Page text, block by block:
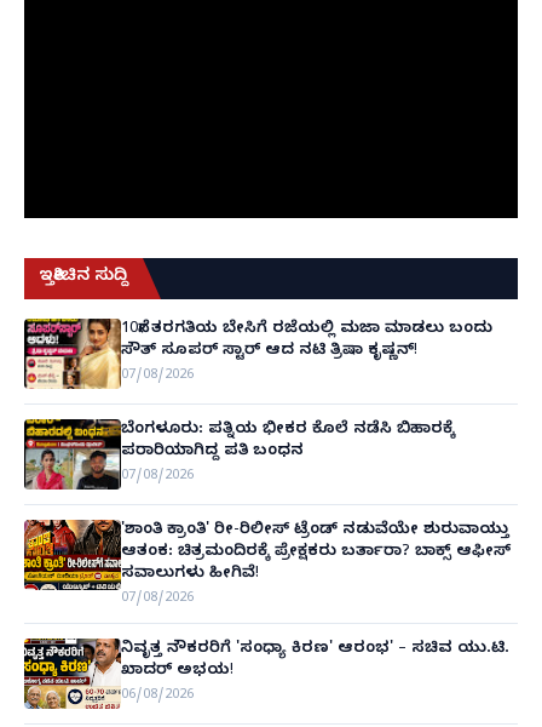
ಇತ್ತೀಚಿನ ಸುದ್ದಿ
10ನೇ ತರಗತಿಯ ಬೇಸಿಗೆ ರಜೆಯಲ್ಲಿ ಮಜಾ ಮಾಡಲು ಬಂದು
ಸೌತ್ ಸೂಪರ್ ಸ್ಟಾರ್ ಆದ ನಟಿ ತ್ರಿಷಾ ಕೃಷ್ಣನ್!
07/08/2026
ಬೆಂಗಳೂರು: ಪತ್ನಿಯ ಭೀಕರ ಕೊಲೆ ನಡೆಸಿ ಬಿಹಾರಕ್ಕೆ
ಪರಾರಿಯಾಗಿದ್ದ ಪತಿ ಬಂಧನ
07/08/2026
'ಶಾಂತಿ ಕ್ರಾಂತಿ' ರೀ-ರಿಲೀಸ್ ಟ್ರೆಂಡ್ ನಡುವೆಯೇ ಶುರುವಾಯ್ತು
ಆತಂಕ: ಚಿತ್ರಮಂದಿರಕ್ಕೆ ಪ್ರೇಕ್ಷಕರು ಬರ್ತಾರಾ? ಬಾಕ್ಸ್ ಆಫೀಸ್
ಸವಾಲುಗಳು ಹೀಗಿವೆ!
07/08/2026
ನಿವೃತ್ತ ನೌಕರರಿಗೆ 'ಸಂಧ್ಯಾ ಕಿರಣ' ಆರಂಭ' – ಸಚಿವ ಯು.ಟಿ.
ಖಾದರ್ ಅಭಯ!
06/08/2026